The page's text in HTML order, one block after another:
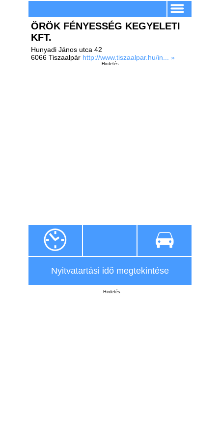
ÖRÖK FÉNYESSÉG KEGYELETI
KFT.
Hunyadi János utca 42
6066 Tiszaalpár http://www.tiszaalpar.hu/in... »
Hirdetés
Nyitvatartási idő megtekintése
Hirdetés